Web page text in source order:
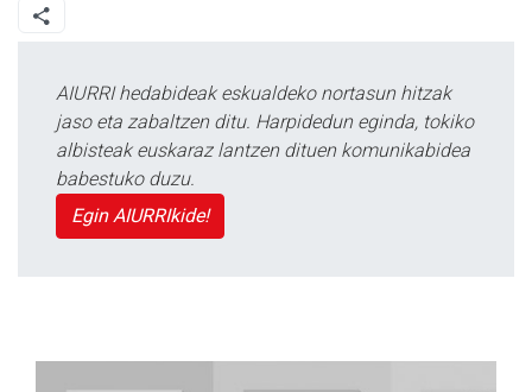
AIURRI hedabideak eskualdeko nortasun hitzak
jaso eta zabaltzen ditu. Harpidedun eginda, tokiko
albisteak euskaraz lantzen dituen komunikabidea
babestuko duzu.
Egin AIURRIkide!